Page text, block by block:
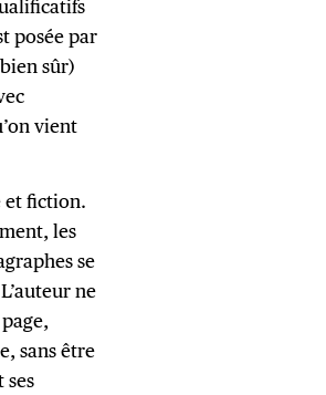
posée par
sûr)
vient
et fiction.
les
se
ne
sans être
ses